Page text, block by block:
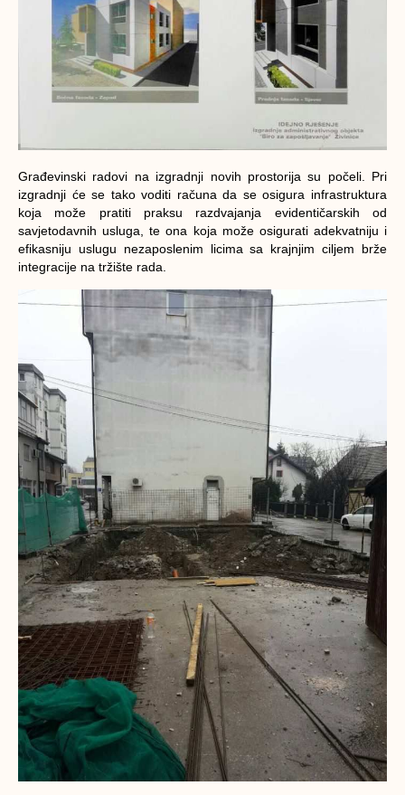
Građevinski radovi na izgradnji novih prostorija su počeli. Pri
izgradnji će se tako voditi računa da se osigura infrastruktura
koja može pratiti praksu razdvajanja evidentičarskih od
savjetodavnih usluga, te ona koja može osigurati adekvatniju i
efikasniju uslugu nezaposlenim licima sa krajnjim ciljem brže
integracije na tržište rada.